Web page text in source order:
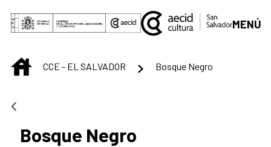
Saltar al contenido principal
MENÚ
INICIOCCE - EL SALVADOR Bosque Negro
Bosque Negro